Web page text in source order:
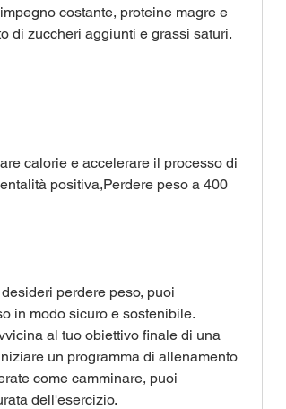
costante, proteine magre e
di zuccheri aggiunti e grassi saturi.
calorie e accelerare il processo di
positiva,Perdere peso a 400
perdere peso, puoi
in modo sicuro e sostenibile.
al tuo obiettivo finale di una
un programma di allenamento
come camminare, puoi
dell'esercizio.